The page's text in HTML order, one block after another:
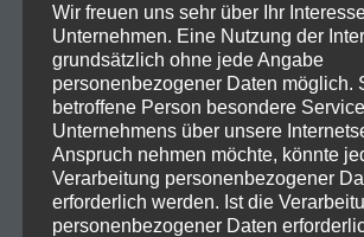
Wir freuen uns sehr über Ihr
Unternehmen. Eine Nutzung der
grundsätzlich ohne jede Angabe
personenbezogener Daten möglich.
betroffene Person besondere
Unternehmens über unsere
Anspruch nehmen möchte, könnte
Verarbeitung personenbezogener
erforderlich werden. Ist die
personenbezogener Daten